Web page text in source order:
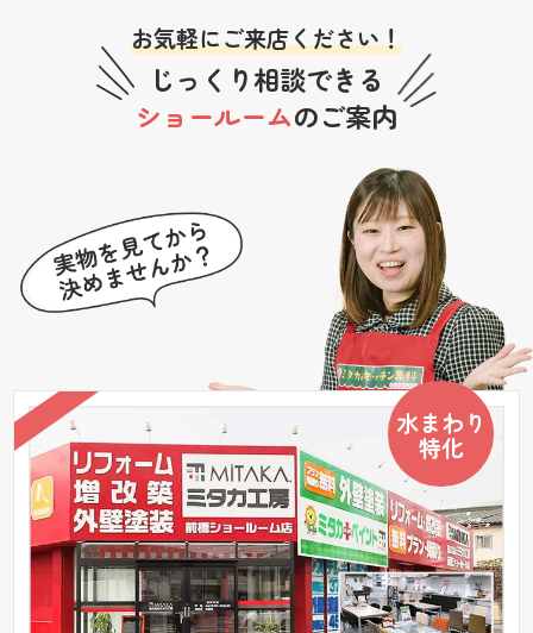
お気軽にご来店ください！
じっくり相談できる
ショールームのご案内
水まわり
特化